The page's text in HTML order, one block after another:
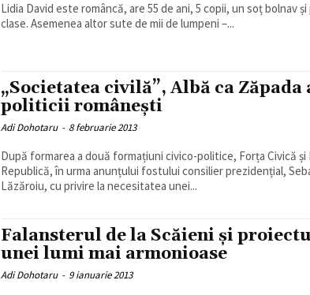
Lidia David este româncă, are 55 de ani, 5 copii, un soț bolnav
clase. Asemenea altor sute de mii de lumpeni –...
„Societatea civilă”, Albă ca Zăpada
politicii românești
Adi Dohotaru - 8 februarie 2013
După formarea a două formațiuni civico-politice, Forța Civică și
Republică, în urma anunțului fostului consilier prezidențial,
Lăzăroiu, cu privire la necesitatea unei...
Falansterul de la Scăieni și
unei lumi mai armonioase
Adi Dohotaru - 9 ianuarie 2013